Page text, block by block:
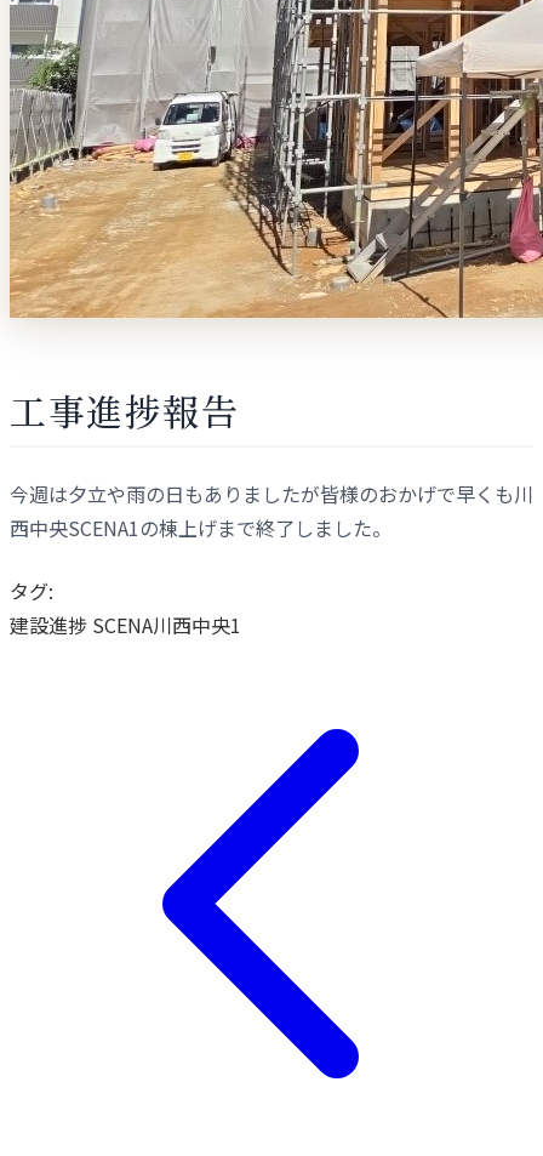
工事進捗報告
今週は夕立や雨の日もありましたが皆様のおかげで早くも川
西中央SCENA1の棟上げまで終了しました。
タグ:
建設進捗 SCENA川西中央1